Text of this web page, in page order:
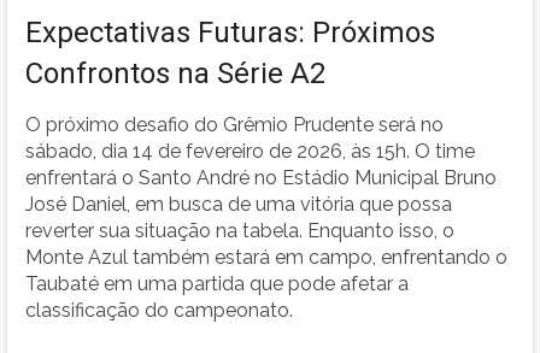
Expectativas Futuras: Próximos
Confrontos na Série A2
O próximo desafio do Grêmio Prudente será no
sábado, dia 14 de fevereiro de 2026, às 15h. O time
enfrentará o Santo André no Estádio Municipal Bruno
José Daniel, em busca de uma vitória que possa
reverter sua situação na tabela. Enquanto isso, o
Monte Azul também estará em campo, enfrentando o
Taubaté em uma partida que pode afetar a
classificação do campeonato.